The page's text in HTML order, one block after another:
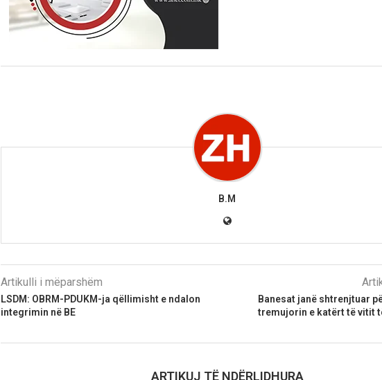
B.M
Artikulli i mëparshëm
LSDM: OBRM-PDUKM-ja qëllimisht e ndalon
integrimin në BE
Banesat janë shtrenjtuar
tremujorin e katërt të vitit
ARTIKUJ TË NDËRLIDHURA